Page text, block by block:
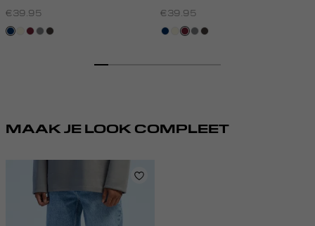
€39.95
donkerblauw
wit,bordeaux
middengrijs
choco
€39.95
donkerblauw
wit,bordeaux
middengrijs
choco
MAAK JE LOOK COMPLEET